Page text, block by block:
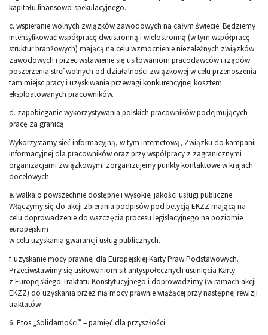
kapitału finansowo-spekulacyjnego.
c. wspieranie wolnych związków zawodowych na całym świecie. Będziemy
intensyfikować współpracę dwustronną i wielostronną (w tym współpracę
struktur branżowych) mającą na celu wzmocnienie niezależnych związków
zawodowych i przeciwstawienie się usiłowaniom pracodawców i rządów
poszerzenia stref wolnych od działalności związkowej w celu przenoszenia
tam miejsc pracy i uzyskiwania przewagi konkurencyjnej kosztem
eksploatowanych pracowników.
d. zapobieganie wykorzystywania polskich pracowników podejmujących
pracę za granicą.
Wykorzystamy sieć informacyjną, w tym internetową, Związku do kampanii
informacyjnej dla pracowników oraz przy współpracy z zagranicznymi
organizacjami związkowymi zorganizujemy punkty kontaktowe w krajach
docelowych.
e. walka o powszechnie dostępne i wysokiej jakości usługi publiczne.
Włączymy się do akcji zbierania podpisów pod petycją EKZZ mającą na
celu doprowadzenie do wszczęcia procesu legislacyjnego na poziomie
europejskim
w celu uzyskania gwarancji usług publicznych.
f. uzyskanie mocy prawnej dla Europejskiej Karty Praw Podstawowych.
Przeciwstawimy się usiłowaniom sił antyspołecznych usunięcia Karty
z Europejskiego Traktatu Konstytucyjnego i doprowadzimy (w ramach akcji
EKZZ) do uzyskania przez nią mocy prawnie wiążącej przy następnej rewizji
traktatów.
6. Etos „Solidarności” – pamięć dla przyszłości